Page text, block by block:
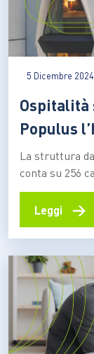
5 Dicembre 2024
Ospitalità
Populus
La struttura
conta su 256
Urban
ripensare a
Colorado: un…
Leggi →